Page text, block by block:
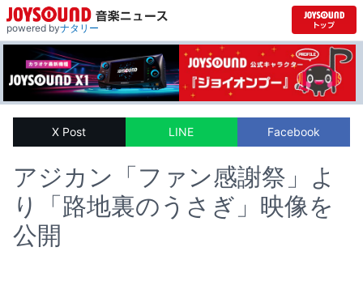
powered byナタリー
X Post LINE Facebook
アジカン「ファン感謝祭」よ
り「路地裏のうさぎ」映像を
公開